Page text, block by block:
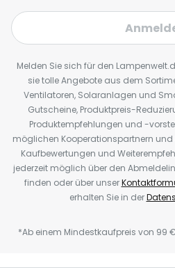
Melden Sie sich für den
sie tolle Angebote aus dem
Ventilatoren, Solaranlagen und
Gutscheine, Produktpreis-
Produktempfehlungen und -
möglichen Kooperationspartnern
Kaufbewertungen und
jederzeit möglich über den
finden oder über unser
erhalten Sie in der
*Ab einem Mindestkaufpreis von 99